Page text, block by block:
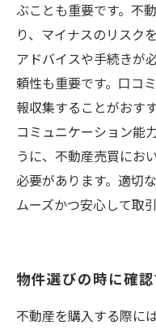
ぶことも重要です。不
り、マイナスのリスク
アドバイスや手続きが
頼性も重要です。口コ
報収集することがおす
コミュニケーション能
うに、不動産売買にお
必要があります。適切
ムーズかつ安心して取
物件選びの時に確
不動産を購入する際に